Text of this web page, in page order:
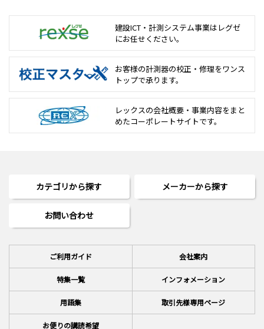
建設ICT・計測システム事業は レグゼ
にお任せください。
お客様の計測器の校正・修理をワンス
トップで承ります。
レックスの会社概要・事業内容をまと
めたコーポレートサイトです。
カテゴリから探す メーカーから探す
お問い合わせ
ご利用ガイド 会社案内
特集一覧 インフォメーション
用語集 取引先様専用ページ
お便りの講読希望